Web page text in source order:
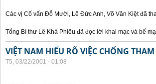
Các vị Cố vấn Đỗ Mười, Lê Đức Anh, Võ Văn Kiệt đã
Tổng Bí thư Lê Khả Phiêu đã đọc lời khai mạc và bế
VIỆT NAM HIỂU RÕ VIỆC CHỐNG
T5, 03/22/2001 - 01:08